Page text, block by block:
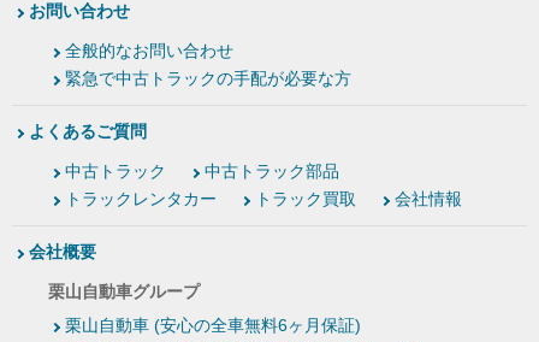
お問い合わせ
全般的なお問い合わせ
緊急で中古トラックの手配が必要な方
よくあるご質問
中古トラック
中古トラック部品
トラックレンタカー
トラック買取 会社情報
会社概要
栗山自動車グループ
栗山自動車 (安心の全車無料6ヶ月保証)